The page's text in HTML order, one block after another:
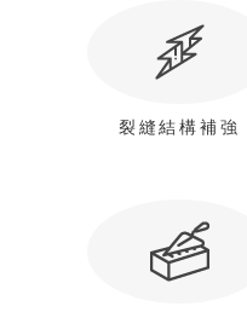
裂縫結構補強